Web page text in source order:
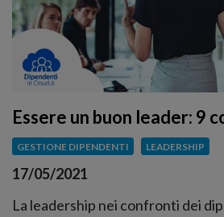
Essere un buon leader: 9
GESTIONE DIPENDENTI LEADERSHIP
17/05/2021
La leadership nei confronti dei